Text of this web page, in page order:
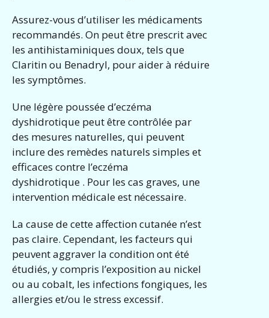
Assurez-vous d’utiliser les médicaments
recommandés. On peut être prescrit avec
les antihistaminiques doux, tels que
Claritin ou Benadryl, pour aider à réduire
les symptômes.
Une légère poussée d’eczéma
dyshidrotique peut être contrôlée par
des mesures naturelles, qui peuvent
inclure des remèdes naturels simples et
efficaces contre l’eczéma
dyshidrotique . Pour les cas graves, une
intervention médicale est nécessaire.
La cause de cette affection cutanée n’est
pas claire. Cependant, les facteurs qui
peuvent aggraver la condition ont été
étudiés, y compris l’exposition au nickel
ou au cobalt, les infections fongiques, les
allergies et/ou le stress excessif.